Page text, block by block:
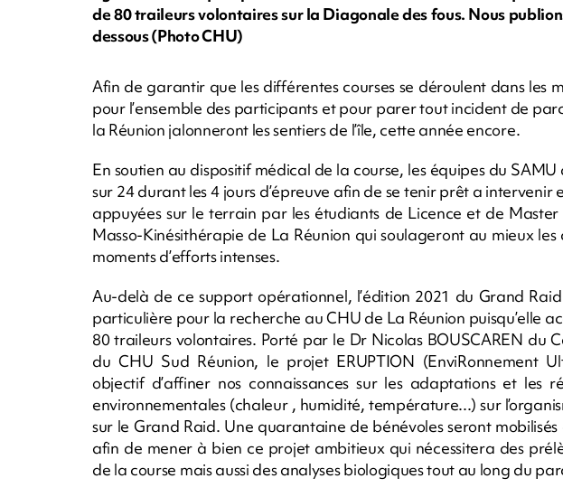
de 80 traileurs volontaires sur la Diagonale des fous. Nous
dessous (Photo CHU)
Afin de garantir que les différentes courses se déroulent dans les
pour l’ensemble des participants et pour parer tout incident de
la Réunion jalonneront les sentiers de l’île, cette année encore.
En soutien au dispositif médical de la course, les équipes du
sur 24 durant les 4 jours d’épreuve afin de se tenir prêt a intervenir
appuyées sur le terrain par les étudiants de Licence et de Master
Masso-Kinésithérapie de La Réunion qui soulageront au mieux
moments d’efforts intenses.
Au-delà de ce support opérationnel, l’édition 2021 du Grand
particulière pour la recherche au CHU de La Réunion puisqu’elle
80 traileurs volontaires. Porté par le Dr Nicolas BOUSCAREN du
du CHU Sud Réunion, le projet ERUPTION (EnviRonnement
objectif d’affiner nos connaissances sur les adaptations et les
environnementales (chaleur , humidité, température...) sur
sur le Grand Raid. Une quarantaine de bénévoles seront
afin de mener à bien ce projet ambitieux qui nécessitera des
de la course mais aussi des analyses biologiques tout au long du